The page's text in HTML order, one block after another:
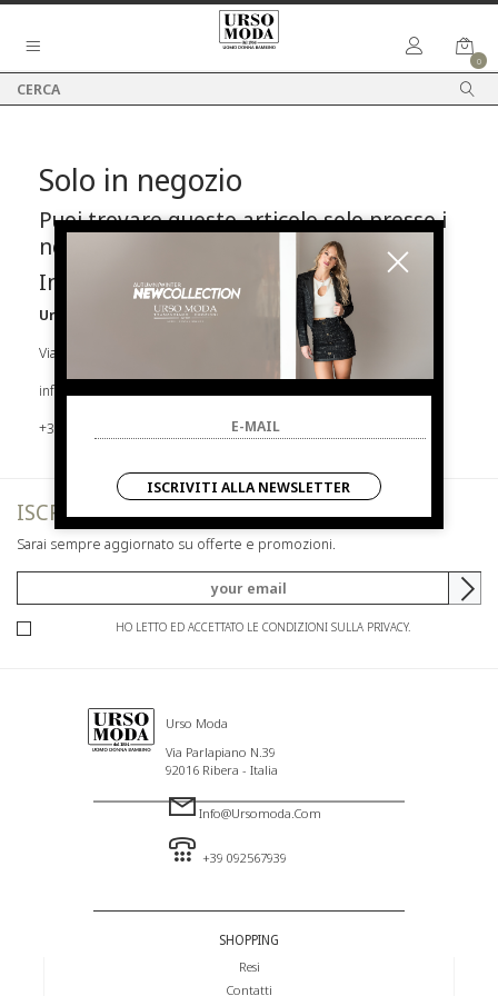
0
Solo in negozio
Puoi trovare questo articolo solo presso i
nostri punti vendita:
Info contatti
Urso Moda
Via Parlapiano N.39 92016 Ribera
info@ursomoda.com
+39 092567939
ISCRIVITI ALLA NEWSLETTER
Sarai sempre aggiornato su offerte e promozioni.
HO LETTO ED ACCETTATO LE CONDIZIONI SULLA PRIVACY.
Urso Moda
Via Parlapiano N.39
92016 Ribera - Italia
Info@ursomoda.com
+39 092567939
SHOPPING
Resi
Contatti
ISCRIVITI ALLA NEWSLETTER